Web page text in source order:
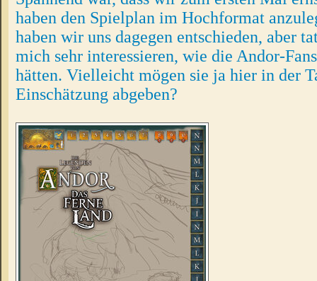
haben den Spielplan im Hochformat
haben wir uns dagegen entschieden, aber
mich sehr interessieren, wie die Andor-
hätten. Vielleicht mögen sie ja hier in der
Einschätzung abgeben?